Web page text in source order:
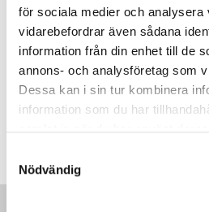
för sociala medier och analysera
vidarebefordrar även sådana
information från din enhet till de
annons- och analysföretag som
Dessa kan i sin tur kombinera
information som du har
samlat in när du har använt
Nödvändig